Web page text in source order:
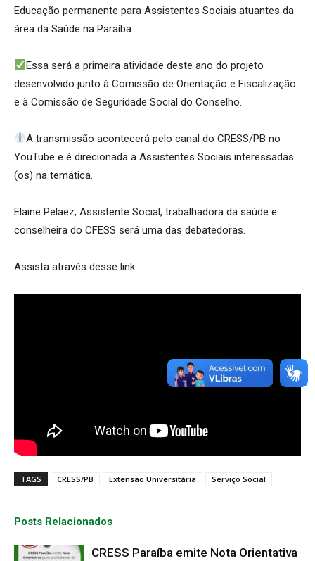
Educação permanente para Assistentes Sociais atuantes da
área da Saúde na Paraíba.
Essa será a primeira atividade deste ano do projeto
desenvolvido junto à Comissão de Orientação e Fiscalização
e à Comissão de Seguridade Social do Conselho.
A transmissão acontecerá pelo canal do CRESS/PB no
YouTube e é direcionada a Assistentes Sociais interessadas
(os) na temática.
Elaine Pelaez, Assistente Social, trabalhadora da saúde e
conselheira do CFESS será uma das debatedoras.
Assista através desse link:
TAGS CRESS/PB Extensão Universitária Serviço Social
Posts Relacionados
CRESS Paraíba emite Nota Orientativa